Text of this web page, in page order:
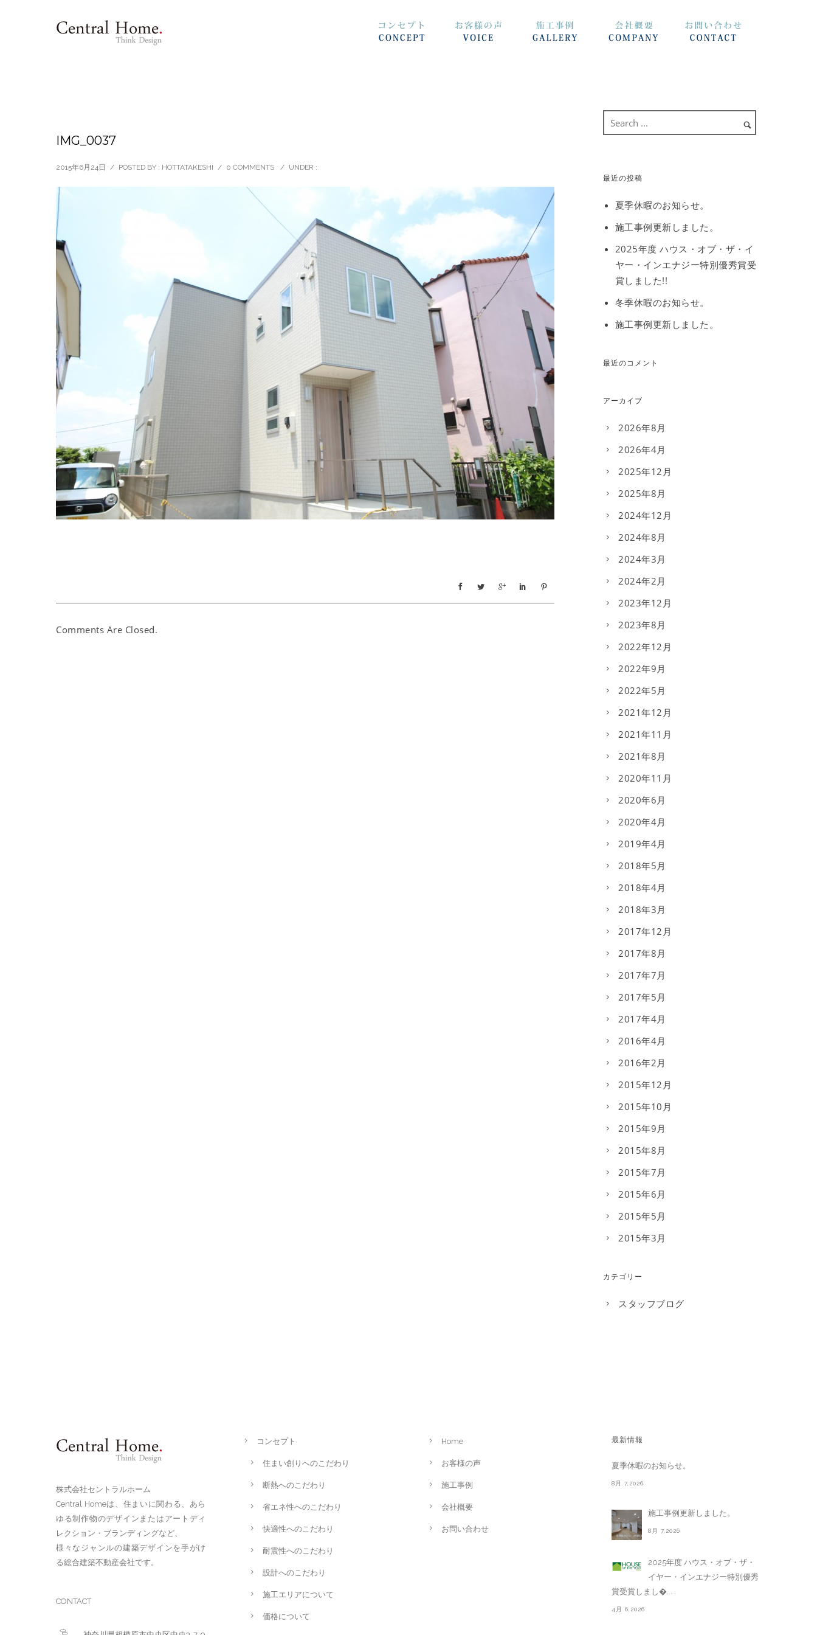
IMG_0037
2015年6月24日 / POSTED BY : HOTTATAKESHI / 0 COMMENTS / UNDER :
Comments Are Closed.
最近の投稿
夏季休暇のお知らせ。
施工事例更新しました。
2025年度 ハウス・オブ・ザ・イ
ヤー・インエナジー特別優秀賞受
賞しました!!
冬季休暇のお知らせ。
施工事例更新しました。
最近のコメント
アーカイブ
2026年8月
2026年4月
2025年12月
2025年8月
2024年12月
2024年8月
2024年3月
2024年2月
2023年12月
2023年8月
2022年12月
2022年9月
2022年5月
2021年12月
2021年11月
2021年8月
2020年11月
2020年6月
2020年4月
2019年4月
2018年5月
2018年4月
2018年3月
2017年12月
2017年8月
2017年7月
2017年5月
2017年4月
2016年4月
2016年2月
2015年12月
2015年10月
2015年9月
2015年8月
2015年7月
2015年6月
2015年5月
2015年3月
カテゴリー
スタッフブログ
株式会社セントラルホーム
Central Homeは、住まいに関わる、あら
ゆる制作物のデザインまたはアートディ
レクション・ブランディングなど、
様々なジャンルの建築デザインを手がけ
る総合建築不動産会社です。
CONTACT
コンセプト
住まい創りへのこだわり
断熱へのこだわり
省エネ性へのこだわり
快適性へのこだわり
耐震性へのこだわり
設計へのこだわり
施工エリアについて
価格について
Home
お客様の声
施工事例
会社概要
お問い合わせ
最新情報
夏季休暇のお知らせ。
8月 7,2026
施工事例更新しました。
8月 7,2026
2025年度 ハウス・オブ・ザ・
イヤー・インエナジー特別優秀
賞受賞しまし�. . .
4月 6,2026